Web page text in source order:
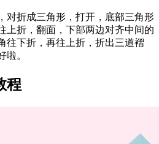
折成三角形，打开，底部三角形
上折，翻面，下部两边对齐中间的
往下折，再往上折，折出三道褶
啦。
程